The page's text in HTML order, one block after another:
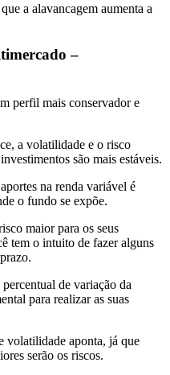
a alavancagem aumenta a
–
perfil mais conservador e
a volatilidade e o risco
são mais estáveis.
na renda variável é
o fundo se expõe.
maior para os seus
tem o intuito de fazer alguns
de variação da
para realizar as suas
volatilidade aponta, já que
serão os riscos.